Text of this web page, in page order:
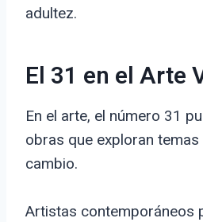
adultez.
El 31 en el Arte
En el arte, el número 31
obras que exploran
cambio.
Artistas contemporáneos